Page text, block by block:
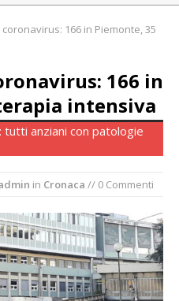
convegno, messa e
fiamme: vasto incendio
Monte Barone
a Oropa per il
a Caresanablot
i nuovi totem multifunzionali
delle prestazioni
per S. Eusebio. Mons.
profondo tra le Chiese
166 in Piemonte, 35
166 in
intensiva
anziani con patologie
in Cronaca // 0 Commenti